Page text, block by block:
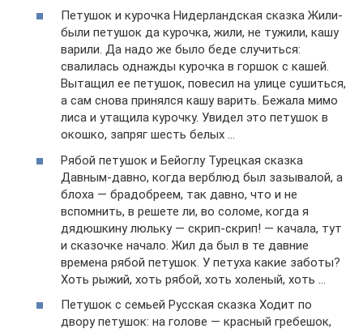
Петушок и курочка Нидерландская сказка Жили-
были петушок да курочка, жили, не тужили, кашу
варили. Да надо же было беде случиться:
свалилась однажды курочка в горшок с кашей.
Вытащил ее петушок, повесил на улице сушиться,
а сам снова принялся кашу варить. Бежала мимо
лиса и утащила курочку. Увидел это петушок в
окошко, запряг шесть белых …
Рябой петушок и Бейоглу Турецкая сказка
Давным-давно, когда верблюд был зазывалой, а
блоха — брадобреем, так давно, что и не
вспомнить, в решете ли, во соломе, когда я
дядюшкину люльку — скрип-скрип! — качала, тут
и сказочке начало. Жил да был в те давние
времена рябой петушок. У петуха какие заботы?
Хоть рыжий, хоть рябой, хоть холеный, хоть …
Петушок с семьей Русская сказка Ходит по
двору петушок: на голове — красный гребешок,